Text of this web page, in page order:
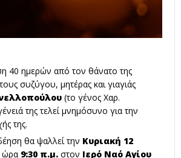
40 ημερών από τον θάνατο της
συζύγου, μητέρας και γιαγιάς
(το γένος Χαρ.
της τελεί μνημόσυνο για την
της.
θα ψαλλεί την Κυριακή 12
ώρα 9:30 π.μ. στον Ιερό Ναό Αγίου